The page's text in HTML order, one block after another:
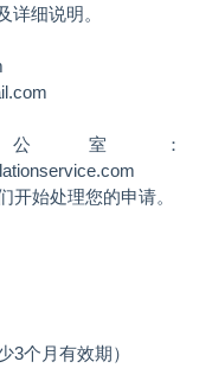
详细说明。
室：
开始处理您的申请。
3个月有效期）